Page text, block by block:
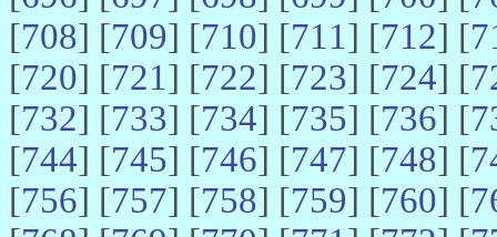
[708] [709] [710] [711] [712] [
[720] [721] [722] [723] [724] [
[732] [733] [734] [735] [736] [
[744] [745] [746] [747] [748] [
[756] [757] [758] [759] [760] [